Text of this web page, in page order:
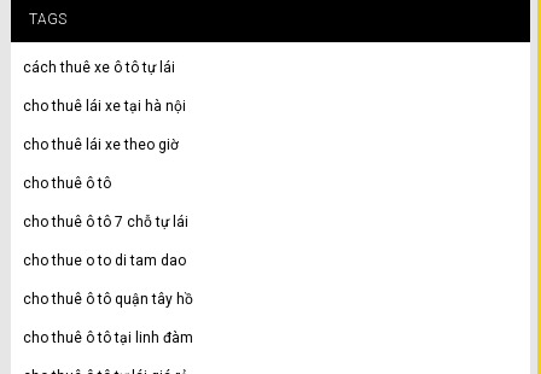
TAGS
cách thuê xe ô tô tự lái
cho thuê lái xe tại hà nội
cho thuê lái xe theo giờ
cho thuê ô tô
cho thuê ô tô 7 chỗ tự lái
cho thue o to di tam dao
cho thuê ô tô quận tây hồ
cho thuê ô tô tại linh đàm